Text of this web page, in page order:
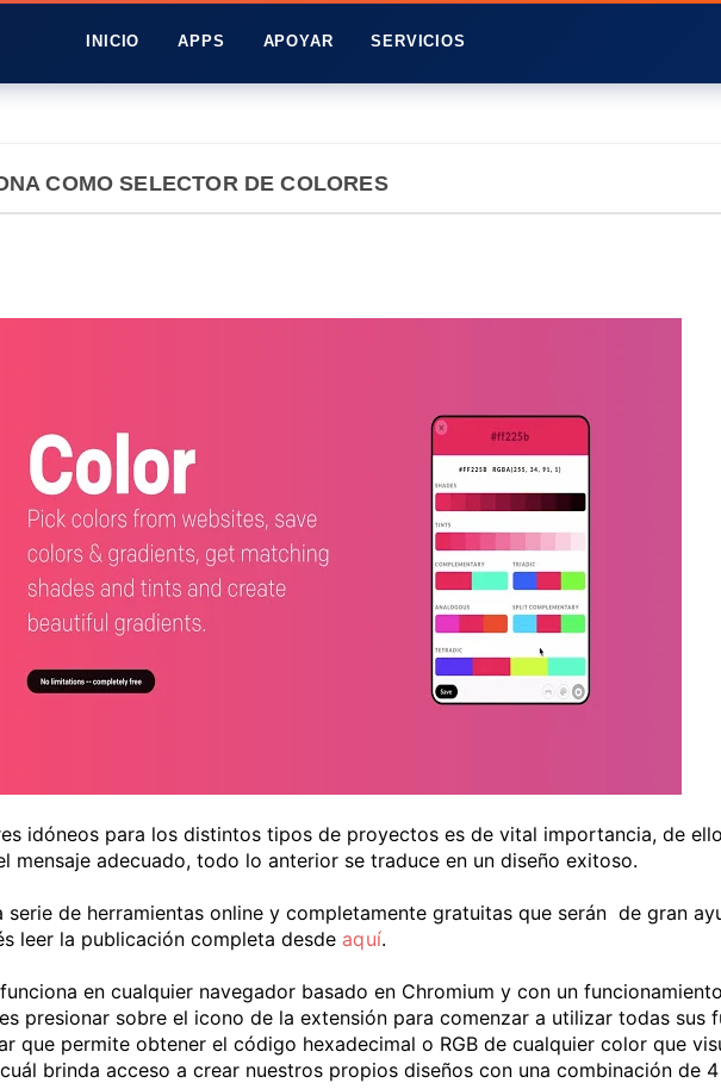
INICIO APPS APOYAR SERVICIOS
COMO SELECTOR DE COLORES
idóneos para los distintos tipos de proyectos es de vital importancia, de
mensaje adecuado, todo lo anterior se traduce en un diseño exitoso.
de herramientas online y completamente gratuitas que serán de gran
leer la publicación completa desde aquí.
en cualquier navegador basado en Chromium y con un
presionar sobre el icono de la extensión para comenzar a utilizar todas sus
que permite obtener el código hexadecimal o RGB de cualquier color que
brinda acceso a crear nuestros propios diseños con una combinación de